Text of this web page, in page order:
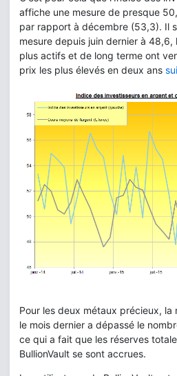
affiche une mesure de presque
par rapport à décembre (53,3). Il
mesure depuis juin dernier à 48,6,
plus actifs et de long terme ont
prix les plus élevés en deux ans
Pour les deux métaux précieux, la
le mois dernier a dépassé le
ce qui a fait que les réserves
BullionVault se sont accrues.